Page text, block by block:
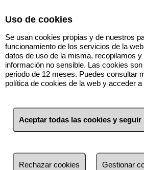
18 Inmuebles
más reciente
Menos reciente
Uso de cookies
Se usan cookies propias y de nuestros
funcionamiento de los servicios de la
datos de uso de la misma, recopilamos
información no sensible. Las cookies
periodo de 12 meses. Puedes consultar
política de cookies de la web y acceder
Aceptar todas las cookies y seguir
Rechazar cookies Gestionar